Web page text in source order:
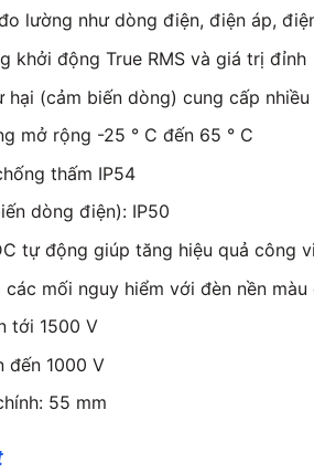
lường như dòng điện, điện áp,
khởi động True RMS và giá trị đỉnh
hại (cảm biến dòng) cung cấp
mở rộng -25 ° C đến 65 ° C
thấm IP54
dòng điện): IP50
tự động giúp tăng hiệu quả công
mối nguy hiểm với đèn nền
tới 1500 V
đến 1000 V
55 mm